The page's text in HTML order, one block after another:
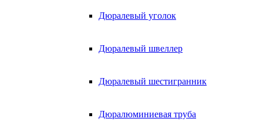
Дюралевый уголок
Дюралевый швеллер
Дюралевый шестигранник
Дюралюминиевая труба